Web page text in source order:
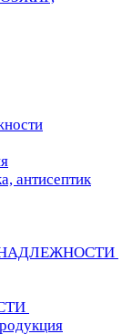
антисептик